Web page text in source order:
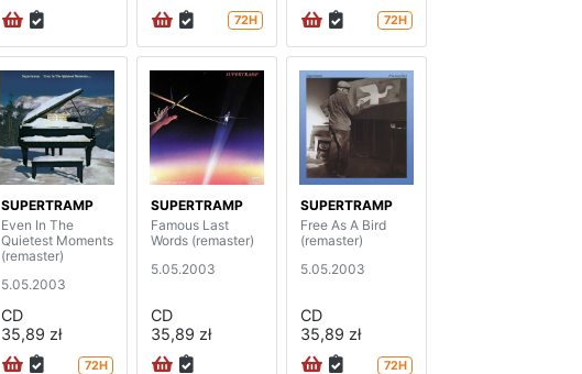
72H 72H
SUPERTRAMP
Even In The
Quietest Moments
(remaster)
5.05.2003
CD
35,89 zł
72H
SUPERTRAMP
Famous Last
Words (remaster)
5.05.2003
CD
35,89 zł
SUPERTRAMP
Free As A Bird
(remaster)
5.05.2003
CD
35,89 zł
72H